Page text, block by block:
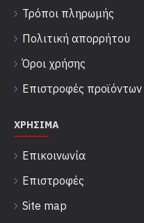
Τρόποι πληρωμής
Πολιτική απορρήτου
Όροι χρήσης
Επιστροφές προϊόντων
ΧΡΉΣΙΜΑ
Επικοινωνία
Επιστροφές
Site map